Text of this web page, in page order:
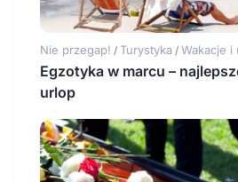
Nie przegap! / Turystyka / Wakacje i
Egzotyka w marcu –
urlop